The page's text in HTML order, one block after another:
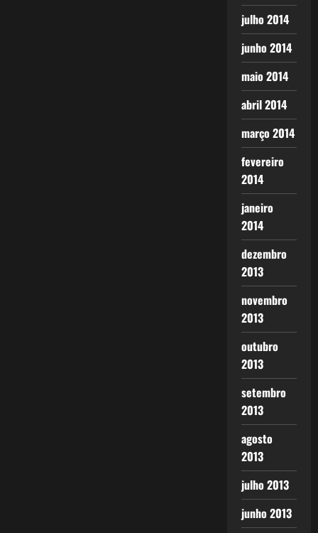
julho 2014
junho 2014
maio 2014
abril 2014
março 2014
fevereiro
2014
janeiro
2014
dezembro
2013
novembro
2013
outubro
2013
setembro
2013
agosto
2013
julho 2013
junho 2013